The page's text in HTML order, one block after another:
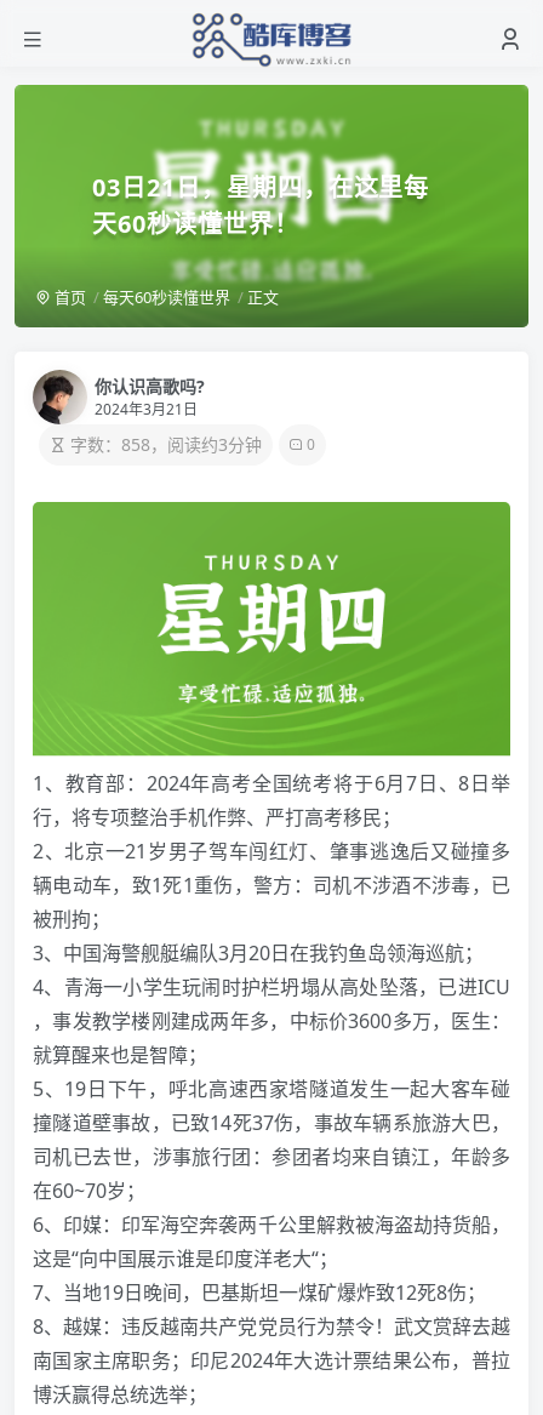
03日21日，星期四，在这里每
天60秒读懂世界！
首页 每天60秒读懂世界 正文
你认识高歌吗?
2024年3月21日
字数：858，阅读约3分钟 0
1、教育部：2024年高考全国统考将于6月7日、8日举
行，将专项整治手机作弊、严打高考移民；
2、北京一21岁男子驾车闯红灯、肇事逃逸后又碰撞多
辆电动车，致1死1重伤，警方：司机不涉酒不涉毒，已
被刑拘；
3、中国海警舰艇编队3月20日在我钓鱼岛领海巡航；
4、青海一小学生玩闹时护栏坍塌从高处坠落，已进ICU
，事发教学楼刚建成两年多，中标价3600多万，医生：
就算醒来也是智障；
5、19日下午，呼北高速西家塔隧道发生一起大客车碰
撞隧道壁事故，已致14死37伤，事故车辆系旅游大巴，
司机已去世，涉事旅行团：参团者均来自镇江，年龄多
在60~70岁；
6、印媒：印军海空奔袭两千公里解救被海盗劫持货船，
这是“向中国展示谁是印度洋老大“；
7、当地19日晚间，巴基斯坦一煤矿爆炸致12死8伤；
8、越媒：违反越南共产党党员行为禁令！武文赏辞去越
南国家主席职务；印尼2024年大选计票结果公布，普拉
博沃赢得总统选举；